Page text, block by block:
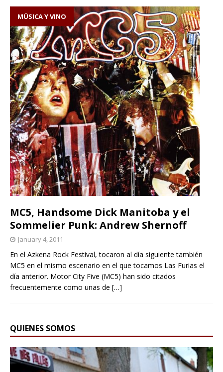
MÚSICA Y VINO
MC5, Handsome Dick Manitoba y el
Sommelier Punk: Andrew Shernoff
January 4, 2011
En el Azkena Rock Festival, tocaron al día siguiente también
MC5 en el mismo escenario en el que tocamos Las Furias el
día anterior. Motor City Five (MC5) han sido citados
frecuentemente como unas de […]
QUIENES SOMOS